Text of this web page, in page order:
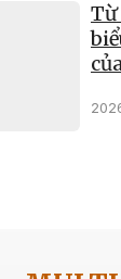
Từ